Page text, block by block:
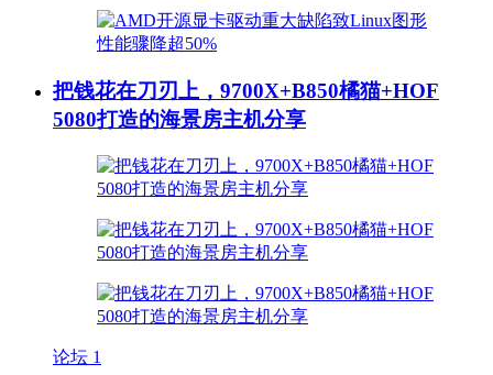
把钱花在刀刃上，9700X+B850橘猫+HOF
5080打造的海景房主机分享
论坛 1